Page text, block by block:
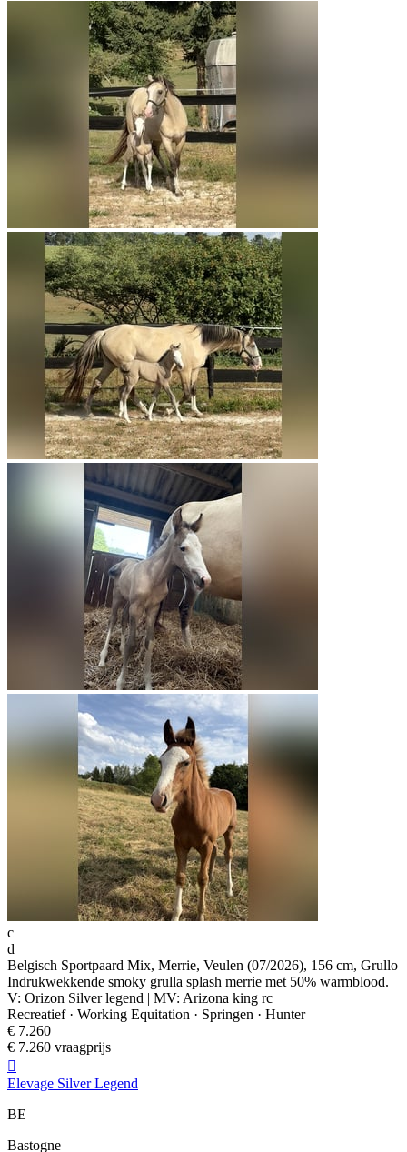
c
d
Belgisch Sportpaard Mix, Merrie, Veulen (07/2026), 156 cm, Grullo
Indrukwekkende smoky grulla splash merrie met 50% warmblood.
V: Orizon Silver legend | MV: Arizona king rc
Recreatief · Working Equitation · Springen · Hunter
€ 7.260
€ 7.260 vraagprijs

Elevage Silver Legend
BE
Bastogne